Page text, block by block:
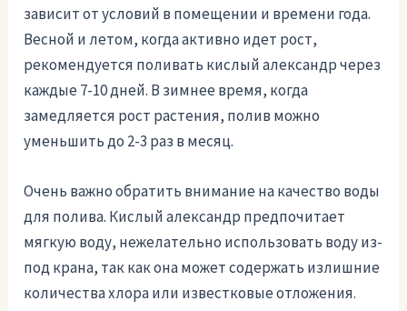
зависит от условий в помещении и времени года.
Весной и летом, когда активно идет рост,
рекомендуется поливать кислый александр через
каждые 7-10 дней. В зимнее время, когда
замедляется рост растения, полив можно
уменьшить до 2-3 раз в месяц.
Очень важно обратить внимание на качество воды
для полива. Кислый александр предпочитает
мягкую воду, нежелательно использовать воду из-
под крана, так как она может содержать излишние
количества хлора или известковые отложения.